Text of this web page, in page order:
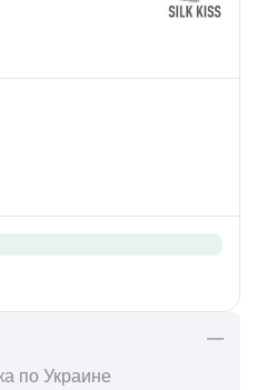
по Украине